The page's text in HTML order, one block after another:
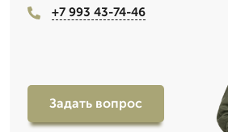
+7 993 43-74-46
Задать вопрос